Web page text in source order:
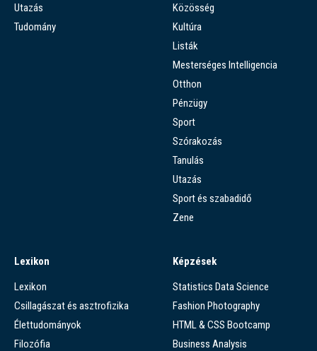
Utazás
Tudomány
Közösség
Kultúra
Listák
Mesterséges Intelligencia
Otthon
Pénzügy
Sport
Szórakozás
Tanulás
Utazás
Sport és szabadidő
Zene
Lexikon
Lexikon
Csillagászat és asztrofizika
Élettudományok
Filozófia
Képzések
Statistics Data Science
Fashion Photography
HTML & CSS Bootcamp
Business Analysis